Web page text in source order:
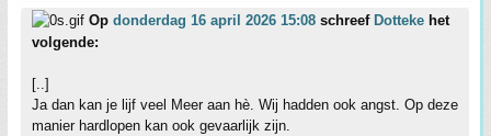
Op donderdag 16 april 2026 15:08 schreef Dotteke het
volgende:
[..]
Ja dan kan je lijf veel Meer aan hè. Wij hadden ook angst. Op deze
manier hardlopen kan ook gevaarlijk zijn.